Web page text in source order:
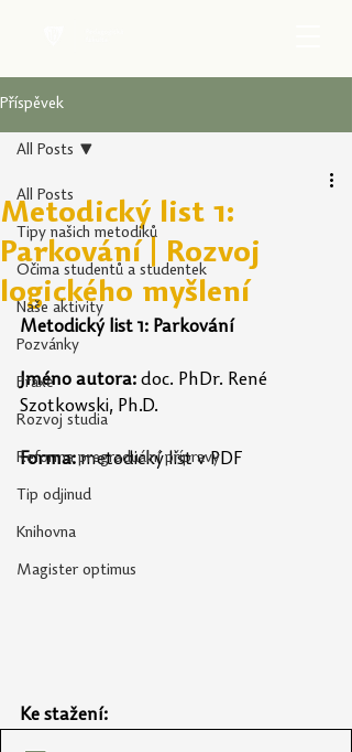
Příspěvek
All Posts
Tipy našich metodiků
Očima studentů a studentek
Naše aktivity
Pozvánky
Praxe
Rozvoj studia
Reforma pregraduální přípravy
Tip odjinud
Knihovna
Magister optimus
All Posts
Metodický list 1:
Parkování | Rozvoj
logického myšlení
Metodický list 1: Parkování
Jméno autora: doc. PhDr. René
Szotkowski, Ph.D.
Forma: metodický list v PDF
Ke stažení: